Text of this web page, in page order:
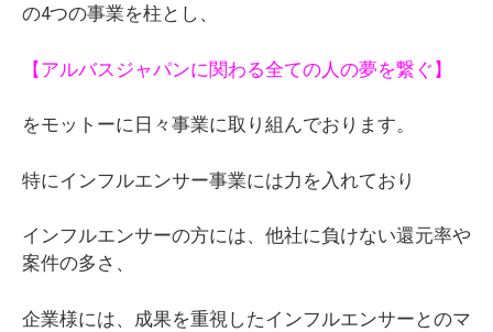
の4つの事業を柱とし、
【アルバスジャパンに関わる全ての人の夢を繋ぐ】
をモットーに日々事業に取り組んでおります。
特にインフルエンサー事業には力を入れており
インフルエンサーの方には、他社に負けない還元率や
案件の多さ、
企業様には、成果を重視したインフルエンサーとのマ